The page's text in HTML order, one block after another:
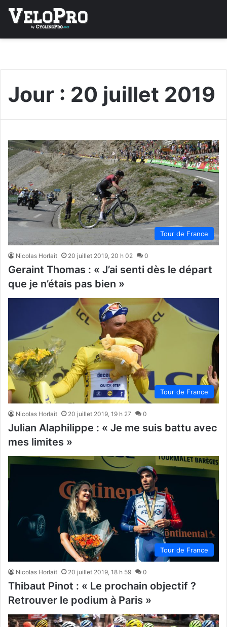
Jour : 20 juillet 2019
Tour de France
Nicolas Horlait 20 juillet 2019, 20 h 02 0
Geraint Thomas : « J’ai senti dès le départ
que je n’étais pas bien »
Tour de France
Nicolas Horlait 20 juillet 2019, 19 h 27 0
Julian Alaphilippe : « Je me suis battu avec
mes limites »
Tour de France
Nicolas Horlait 20 juillet 2019, 18 h 59 0
Thibaut Pinot : « Le prochain objectif ?
Retrouver le podium à Paris »